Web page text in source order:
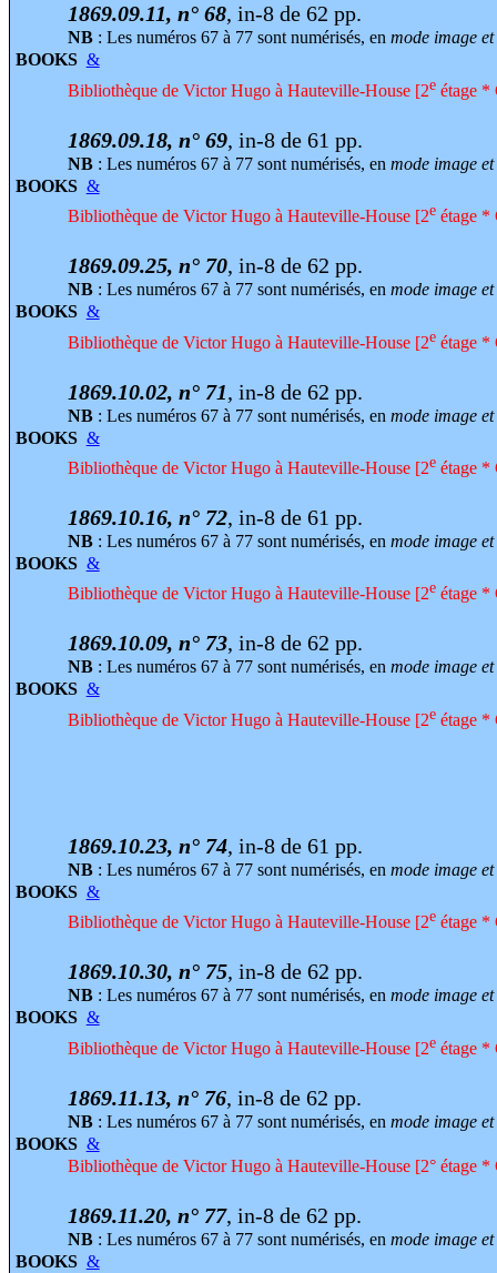
1869.09.11, n° 68, in-8 de 62 pp.
NB: Les numéros 67 à 77 sont numérisés, en mode image et
BOOKS &
Bibliothèque de Victor Hugo à Hauteville-House [2eétage *
1869.09.18, n° 69, in-8 de 61 pp.
NB: Les numéros 67 à 77 sont numérisés, en mode image et
BOOKS &
Bibliothèque de Victor Hugo à Hauteville-House [2eétage *
1869.09.25, n° 70, in-8 de 62 pp.
NB: Les numéros 67 à 77 sont numérisés, en mode image et
BOOKS &
Bibliothèque de Victor Hugo à Hauteville-House [2eétage *
1869.10.02, n° 71, in-8 de 62 pp.
NB: Les numéros 67 à 77 sont numérisés, en mode image et
BOOKS &
Bibliothèque de Victor Hugo à Hauteville-House [2eétage *
1869.10.16, n° 72, in-8 de 61 pp.
NB: Les numéros 67 à 77 sont numérisés, en mode image et
BOOKS &
Bibliothèque de Victor Hugo à Hauteville-House [2eétage *
1869.10.09, n° 73, in-8 de 62 pp.
NB: Les numéros 67 à 77 sont numérisés, en mode image et
BOOKS &
Bibliothèque de Victor Hugo à Hauteville-House [2eétage *
1869.10.23, n° 74, in-8 de 61 pp.
NB: Les numéros 67 à 77 sont numérisés, en mode image et
BOOKS &
Bibliothèque de Victor Hugo à Hauteville-House [2eétage *
1869.10.30, n° 75, in-8 de 62 pp.
NB: Les numéros 67 à 77 sont numérisés, en mode image et
BOOKS &
Bibliothèque de Victor Hugo à Hauteville-House [2eétage *
1869.11.13, n° 76, in-8 de 62 pp.
NB: Les numéros 67 à 77 sont numérisés, en mode image et
BOOKS &
Bibliothèque de Victor Hugo à Hauteville-House [2° étage *
1869.11.20, n° 77, in-8 de 62 pp.
NB: Les numéros 67 à 77 sont numérisés, en mode image et
BOOKS &